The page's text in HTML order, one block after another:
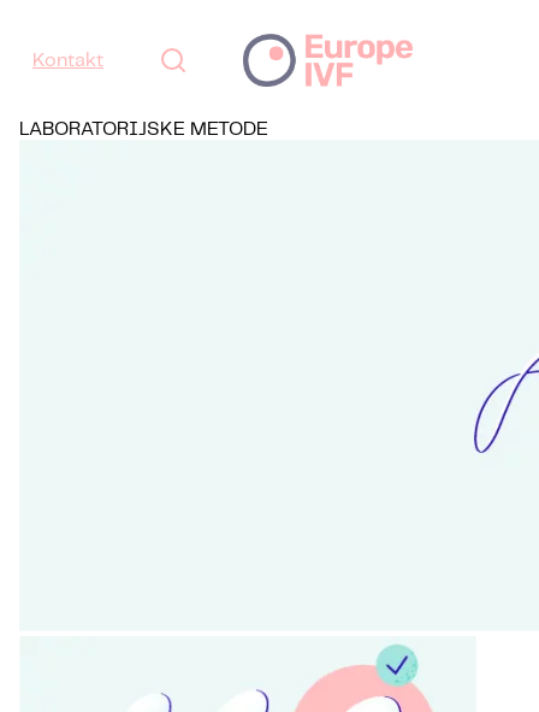
Kontakt
LABORATORIJSKE METODE